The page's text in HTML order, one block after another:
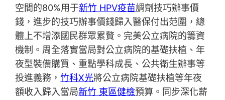
空間的80%用于新竹 HPV疫苗調劑技巧辦事價
錢，進步的技巧辦事價錢歸入醫保付出范圍，總
體上不增添國民群眾累贅。完美公立病院的籌資
機制。周全落實當局對公立病院的基礎扶植、年
夜型裝備購買、重點學科成長、公共衛生辦事等
投進義務，竹科X光將公立病院基礎扶植等年夜
額收入歸入當局新竹 東區健檢預算。同步深化薪